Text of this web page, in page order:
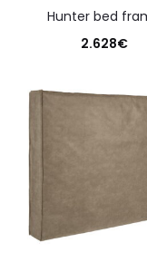
hunter bed
2.628€